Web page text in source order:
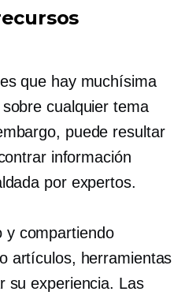
que hay muchísima
cualquier tema
puede resultar
información
por expertos.
y compartiendo
artículos, herramientas
su experiencia. Las